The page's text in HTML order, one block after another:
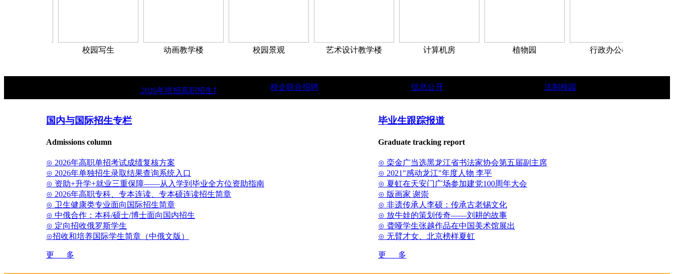
校园写生 动画教学楼 校园景观 艺术设计教学楼 计算机房 植物园 行政办公楼
2026年统招高职招生简章。 中俄联合教育学院招生简章。 面向世界招收国际留学生简章。
校企联合招聘 信息公开 法制校园
国内与国际招生专栏
Admissions column
⊙ 2026年高职单招考试成绩复核方案
⊙ 2026年单独招生录取结果查询系统入口
⊙ 资助+升学+就业三重保障——从入学到毕业全方位资助指南
⊙ 2026年高职专科、专本连读、专本硕连读招生简章
⊙ 卫生健康类专业面向国际招生简章
⊙ 中俄合作：本科/硕士/博士面向国内招生
⊙ 定向招收俄罗斯学生
⊙招收和培养国际学生简章（中俄文版）
更 多
毕业生跟踪报道
Graduate tracking report
⊙ 栾金广当选黑龙江省书法家协会第五届副主席
⊙ 2021"感动龙江"年度人物 李平
⊙ 夏虹在天安门广场参加建党100周年大会
⊙ 版画家 谢崇
⊙ 非遗传承人李硕：传承古老锡文化
⊙ 放牛娃的策划传奇——刘耕的故事
⊙ 聋哑学生张越作品在中国美术馆展出
⊙ 无臂才女、北京榜样夏虹
更 多